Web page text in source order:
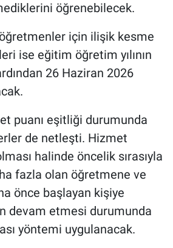
öğrenebilecek.
için ilişik kesme
ise eğitim öğretim yılının
26 Haziran 2026
puanı eşitliği durumunda
de netleşti. Hizmet
halinde öncelik sırasıyla
fazla olan öğretmene ve
önce başlayan kişiye
devam etmesi durumunda
yöntemi uygulanacak.